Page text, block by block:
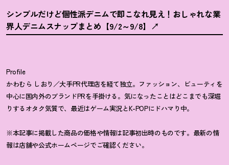
シンプルだけど個性派デニムで即こなれ見え ！ おしゃれな業
界人デニムスナップまとめ【9/2～9/8】
Profile
かわむら しおり／大手PR代理店を経て独立。ファッション、ビューティを
中心に国内外のブランドPRを手掛ける。気になったことはどこまでも深堀
りするオタク気質で、最近はゲーム実況とK-POPにドハマり中。
※本記事に掲載した商品の価格や情報は記事初出時のものです。最新の情
報は店舗や公式ホームページでご確認ください。